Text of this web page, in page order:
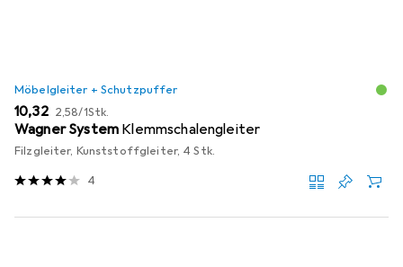
Möbelgleiter + Schutzpuffer
EUR
10,32 EUR
2,58/1Stk.
Wagner System Klemmschalengleiter
Filzgleiter, Kunststoffgleiter, 4 Stk.
4